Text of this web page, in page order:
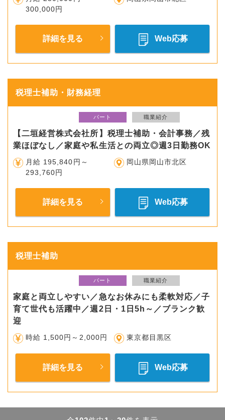
300,000円
詳細を見る Web応募
税理士補助・財務経理
パート 職業紹介
【二垣経営株式会社所】税理士補助・会計事務／残
業ほぼなし／家庭や私生活との両立◎週3日勤務OK
月給 195,840円～
293,760円
岡山県岡山市北区
詳細を見る Web応募
税理士補助
パート 職業紹介
家庭と両立しやすい／急なお休みにも柔軟対応／子
育て世代も活躍中／週2日・1日5h～／ブランク歓
迎
時給 1,500円～2,000円 東京都目黒区
詳細を見る Web応募